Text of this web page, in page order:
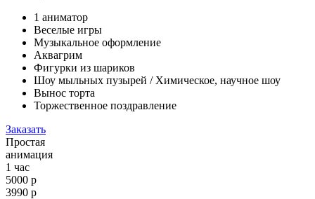
1 аниматор
Веселые игры
Музыкальное оформление
Аквагрим
Фигурки из шариков
Шоу мыльных пузырей / Химическое, научное шоу
Вынос торта
Торжественное поздравление
Заказать
Простая
анимация
1 час
5000 р
3990 р